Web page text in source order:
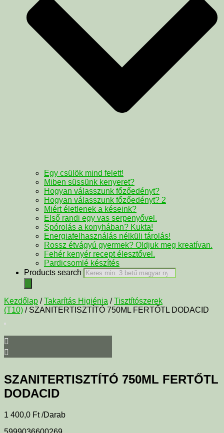
Egy csülök mind felett!
Miben süssünk kenyeret?
Hogyan válasszunk főzőedényt?
Hogyan válasszunk főzőedényt? 2
Miért életlenek a késeink?
Első randi egy vas serpenyővel.
Spórolás a konyhában? Kukta!
Energiafelhasználás nélküli tárolás!
Rossz étvágyú gyermek? Oldjuk meg kreatívan.
Fehér kenyér recept élesztővel.
Pardicsomlé készítés
Products search
Kezdőlap /Takarítás Higiénia /Tisztítószerek
(T10) / SZANITERTISZTÍTÓ 750ML FERTŐTL DODACID
SZANITERTISZTÍTÓ 750ML FERTŐTL
DODACID
1 400,0 Ft /Darab